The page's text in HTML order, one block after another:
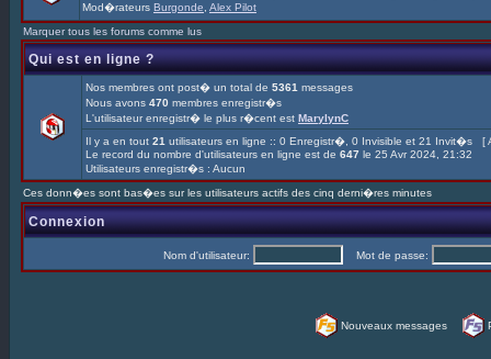
Mod�rateurs Burgonde Alex Pilot
Marquer tous les forums comme lus
Qui est en ligne ?
Nos membres ont post� un total de 5361 messages
Nous avons 470 membres enregistr�s
L'utilisateur enregistr� le plus r�cent est MarylynC
Il y a en tout 21 utilisateurs en ligne :: 0 Enregistr�, 0 Invisible et 21 Invit�s [
Le record du nombre d'utilisateurs en ligne est de 647 le 25 Avr 2024, 21:32
Utilisateurs enregistr�s : Aucun
Ces donn�es sont bas�es sur les utilisateurs actifs des cinq derni�res minutes
Connexion
Nom d'utilisateur: Mot de passe:
Nouveaux messages